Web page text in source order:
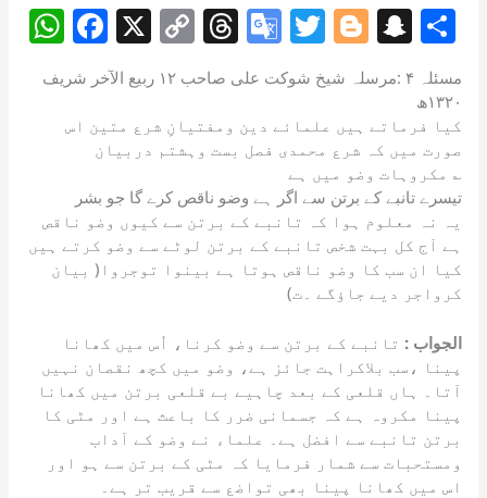
W
h
at
s
p
p
F
a
c
e
b
o
o
k
X C
o
p
y
Li
n
k
T
h
re
a
d
s
G
o
o
gl
e
Tr
a
n
sl
at
e
T
w
itt
er
Bl
o
g
g
er
S
n
a
p
c
h
at
e
مسئلہ ۴ :مرسلہ شیخ شوکت علی صاحب ۱۲ ربیع الآخر شریف
۱۳۲۰ھ
کیا فرماتے ہیں علمائے دین ومفتیانِ شرع متین اس
صورت میں کہ شرع محمدی فصل بست وہشتم دربیان
مکروہات وضو میں ہے ؎
تیسرے تانبے کے برتن سے اگر ہے وضو ناقص کرے گا جو بشر
یہ نہ معلوم ہوا کہ تانبے کے برتن سے کیوں وضو ناقص
ہے آج کل بہت شخص تانبے کے برتن لوٹے سے وضو کرتے ہیں
کیا ان سب کا وضو ناقص ہوتا ہے بینوا توجروا( بیان
کرواجر دیے جاؤگے ۔ت)
الجواب : تانبے کے برتن سے وضو کرنا، اُس میں کھانا
پینا ،سب بلاکراہت جائز ہے، وضو میں کچھ نقصان نہیں
آتا۔ ہاں قلعی کے بعد چاہیے بے قلعی برتن میں کھانا
پینا مکروہ ہے کہ جسمانی ضرر کا باعث ہے اور مٹی کا
برتن تانبے سے افضل ہے۔ علماء نے وضو کے آداب
ومستحبات سے شمار فرمایا کہ مٹی کے برتن سے ہو اور
اس میں کھانا پینا بھی تواضع سے قریب تر ہے۔